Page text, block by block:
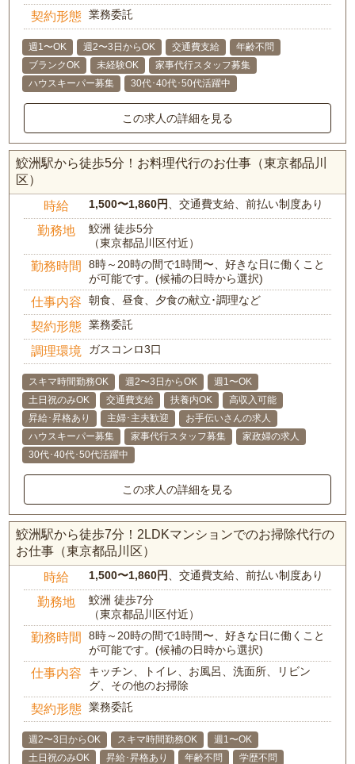
契約形態 業務委託
週1〜OK 週2〜3日からOK 交通費支給
年齢不問
ブランクOK
未経験OK
家事代行スタッフ募集
ハウスキーパー募集
30代･40代･50代活躍中
この求人の詳細を見る
鮫洲駅から徒歩5分！お料理代行のお仕事（東京都品川
区）
時給 1,500〜1,860円 、交通費支給、前払い制度あり
勤務地
鮫洲 徒歩5分
（東京都品川区付近）
勤務時間
8時～20時の間で1時間〜、好きな日に働くこと
が可能です。(候補の日時から選択)
仕事内容 朝食、昼食、夕食の献立･調理など
契約形態 業務委託
調理環境 ガスコンロ3口
スキマ時間勤務OK 週2〜3日からOK
週1〜OK
土日祝のみOK
交通費支給 扶養内OK
高収入可能
昇給･昇格あり
主婦･主夫歓迎
お手伝いさんの求人
ハウスキーパー募集
家事代行スタッフ募集
家政婦の求人
30代･40代･50代活躍中
この求人の詳細を見る
鮫洲駅から徒歩7分！2LDKマンションでのお掃除代行の
お仕事（東京都品川区）
時給 1,500〜1,860円 、交通費支給、前払い制度あり
勤務地
鮫洲 徒歩7分
（東京都品川区付近）
勤務時間
8時～20時の間で1時間〜、好きな日に働くこと
が可能です。(候補の日時から選択)
仕事内容
キッチン、トイレ、お風呂、洗面所、リビン
グ、その他のお掃除
契約形態 業務委託
週2〜3日からOK スキマ時間勤務OK
週1〜OK
土日祝のみOK
昇給･昇格あり 年齢不問
学歴不問